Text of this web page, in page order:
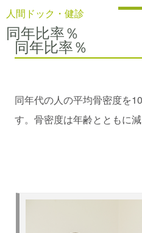
人間ドック・健診
同年比率％
同年比率％
同年代の人の平均骨密度を
す。骨密度は年齢とともに減